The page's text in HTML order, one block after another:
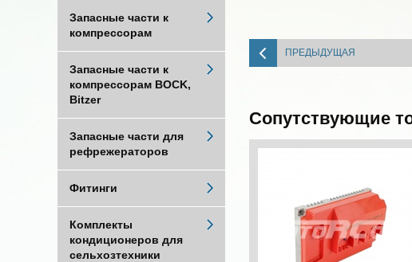
ПРЕДЫДУЩАЯ
Сопутствующие
Запасные части к
компрессорам
Запасные части к
компрессорам BOCK,
Bitzer
Запасные части для
рефрежераторов
Фитинги
Комплекты
кондиционеров для
сельхозтехники